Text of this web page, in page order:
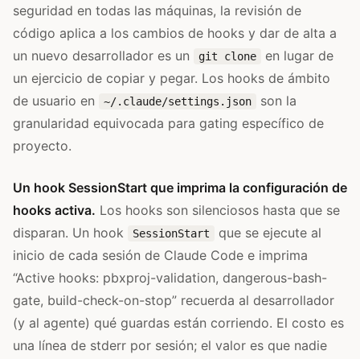
seguridad en todas las máquinas, la revisión de
código aplica a los cambios de hooks y dar de alta a
un nuevo desarrollador es un
git clone
en lugar de
un ejercicio de copiar y pegar. Los hooks de ámbito
de usuario en
~/.claude/settings.json
son la
granularidad equivocada para gating específico de
proyecto.
Un hook SessionStart que imprima la configuración de
hooks activa. Los hooks son silenciosos hasta que se
disparan. Un hook
SessionStart
que se ejecute al
inicio de cada sesión de Claude Code e imprima
“Active hooks: pbxproj-validation, dangerous-bash-
gate, build-check-on-stop” recuerda al desarrollador
(y al agente) qué guardas están corriendo. El costo es
una línea de stderr por sesión; el valor es que nadie